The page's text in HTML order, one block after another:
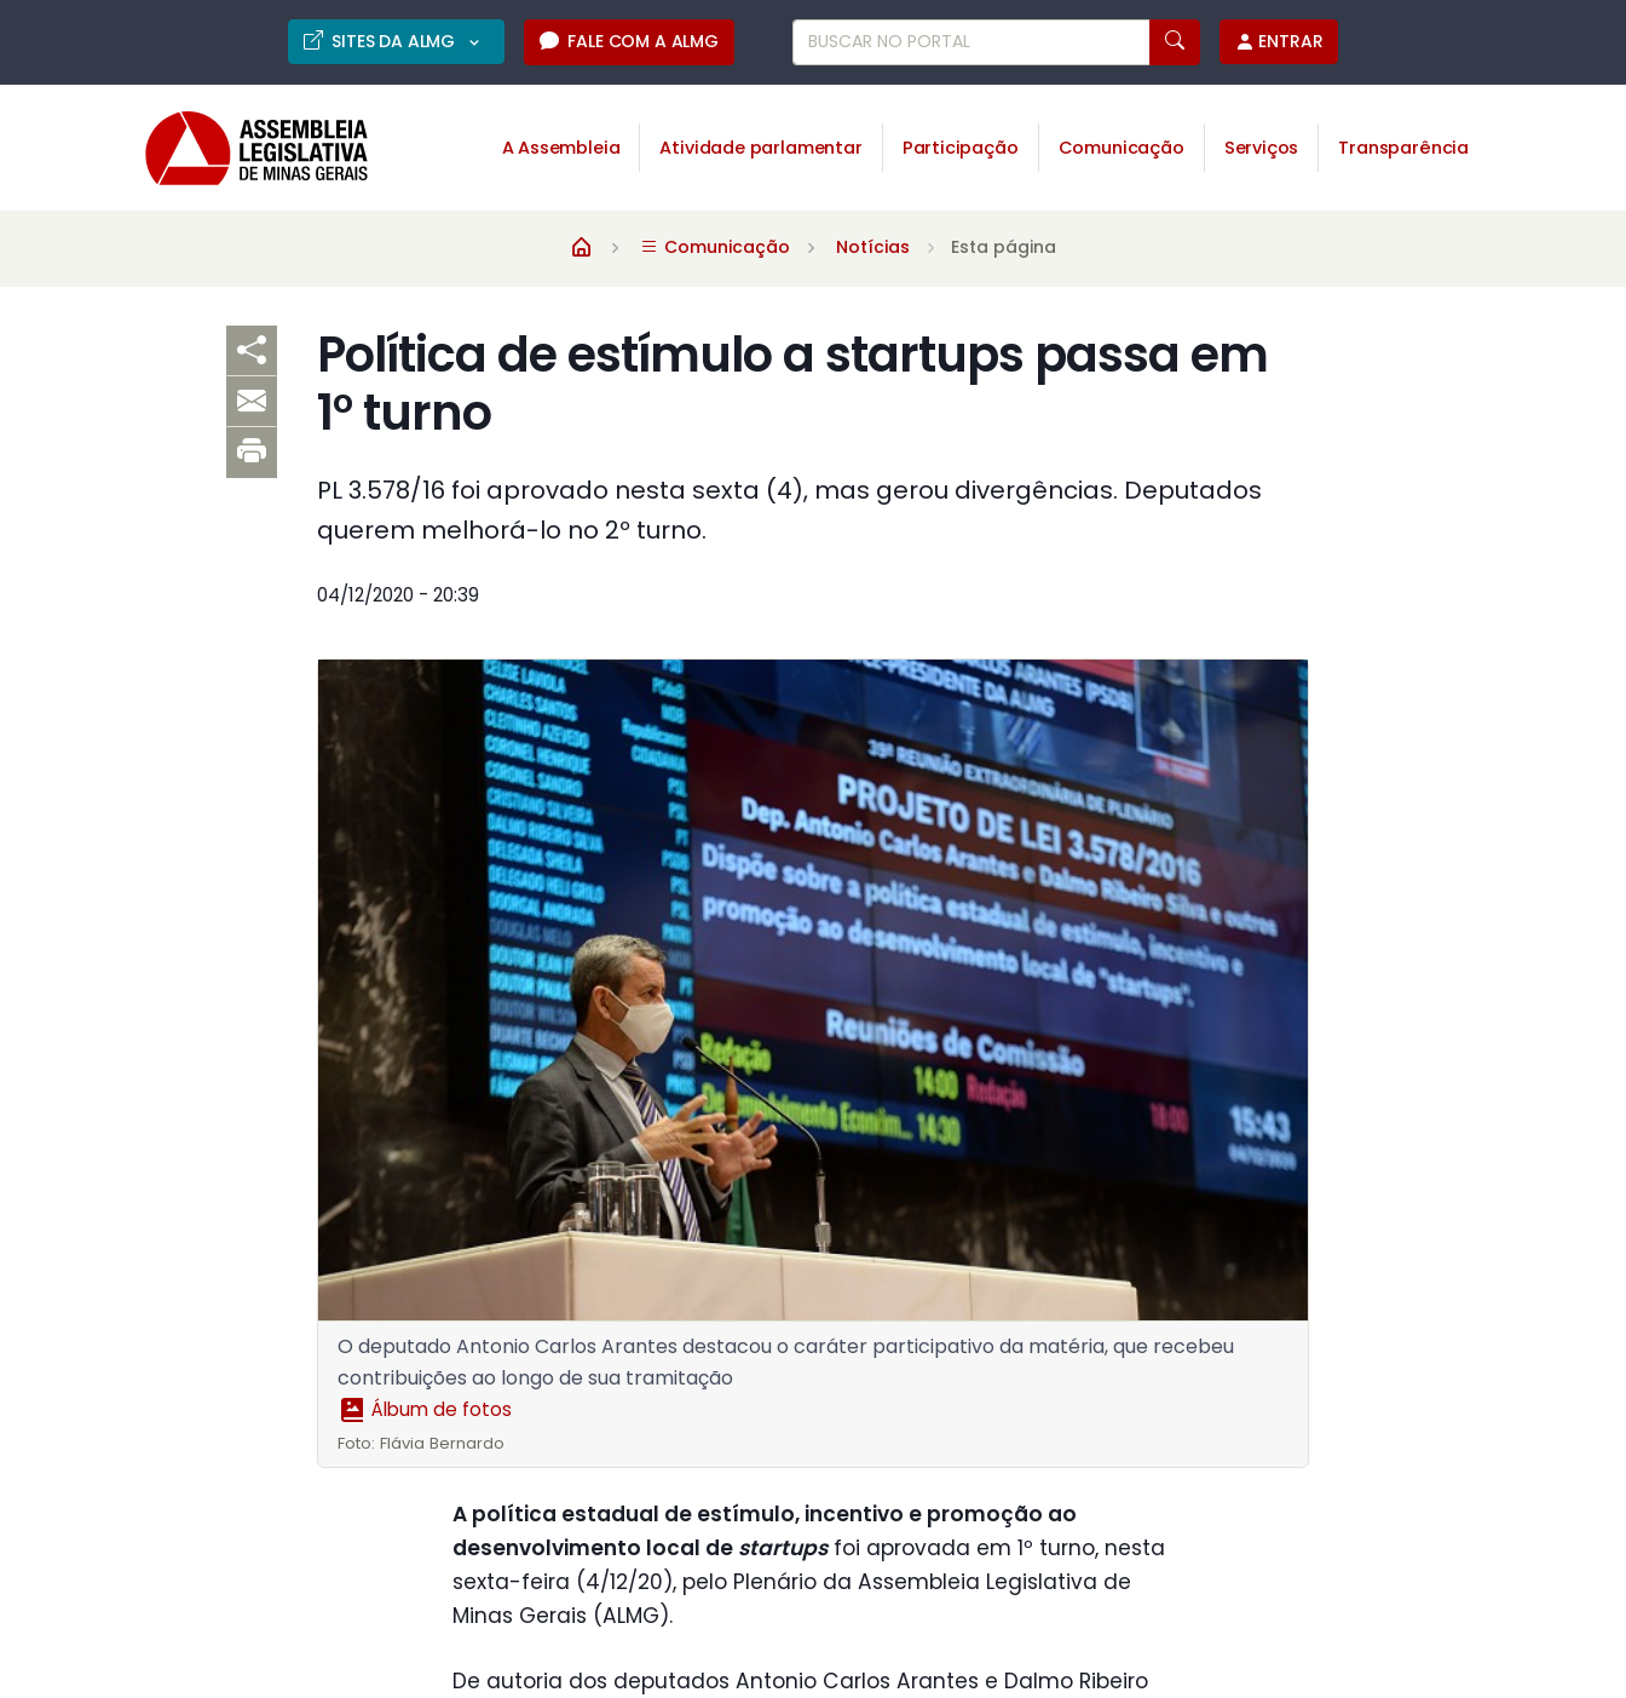
SITES DA ALMG FALE COM A ALMG ENTRAR
A Assembleia Atividade parlamentar Participação Comunicação Serviços Transparência
Comunicação Notícias Esta página
Política de estímulo a startups passa em
1° turno
PL 3.578/16 foi aprovado nesta sexta (4), mas gerou divergências. Deputados
querem melhorá-lo no 2º turno.
04/12/2020 - 20:39
O deputado Antonio Carlos Arantes destacou o caráter participativo da matéria, que recebeu
contribuições ao longo de sua tramitação
Álbum de fotos
Foto: Flávia Bernardo
A política estadual de estímulo, incentivo e promoção ao
desenvolvimento local de startupsfoi aprovada em 1º turno, nesta
sexta-feira (4/12/20), pelo Plenário da Assembleia Legislativa de
Minas Gerais (ALMG).
De autoria dos deputados Antonio Carlos Arantes e Dalmo Ribeiro